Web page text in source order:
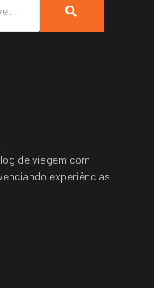
de viagem com
experiências